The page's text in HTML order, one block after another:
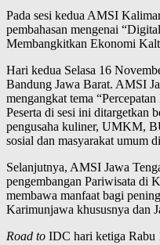
Pada sesi kedua AMSI
pembahasan mengenai
Membangkitkan Ekonomi
Hari kedua Selasa 16
Bandung Jawa Barat. AMSI
mengangkat tema
Peserta di sesi ini ditargetkan
pengusaha kuliner, UMKM,
sosial dan masyarakat umum
Selanjutnya, AMSI Jawa
pengembangan Pariwisata di
membawa manfaat bagi
Karimunjawa khususnya dan
Road to IDC hari ketiga Rabu